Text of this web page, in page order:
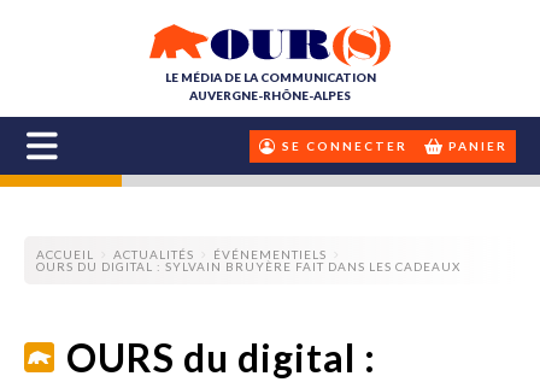
LE MÉDIA DE LA COMMUNICATION
AUVERGNE-RHÔNE-ALPES
SE CONNECTER PANIER
ACCUEIL ACTUALITÉS
ÉVÉNEMENTIELS
OURS DU DIGITAL : SYLVAIN BRUYÈRE FAIT DANS LES CADEAUX
OURS du digital :